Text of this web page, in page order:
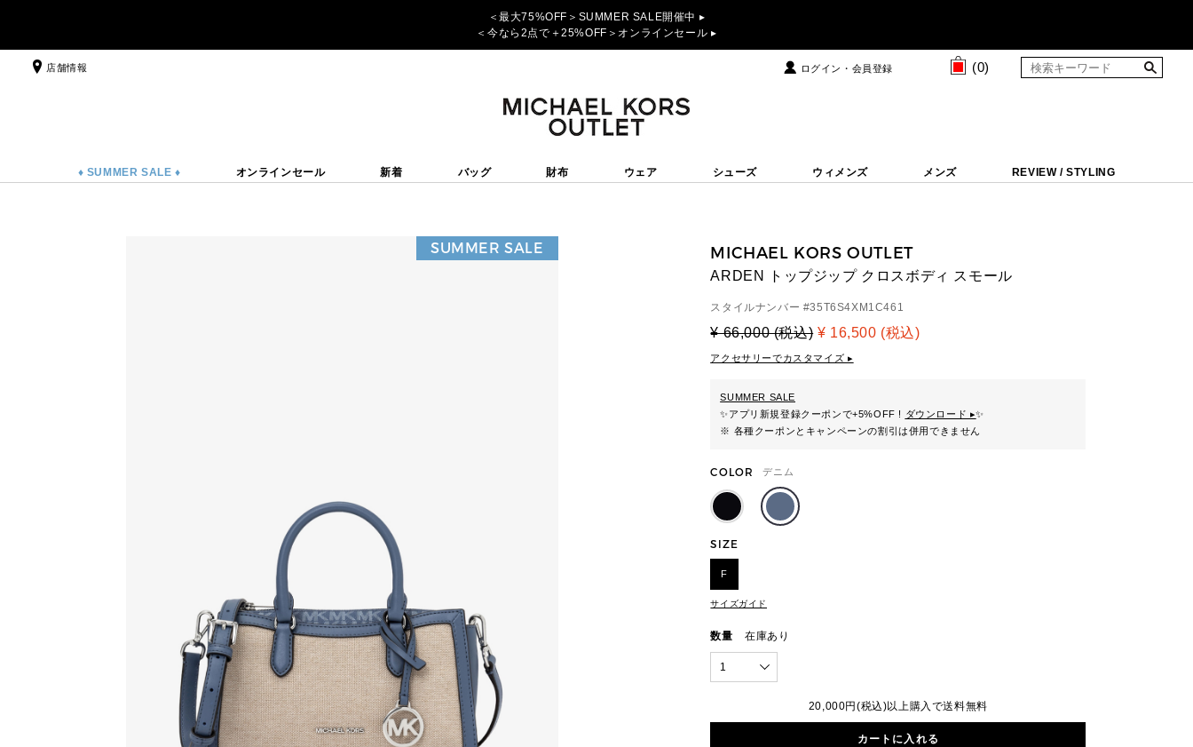
＜最大75%OFF＞SUMMER SALE開催中 ▸
＜今なら2点で＋25%OFF＞オンラインセール ▸
店舗情報 ログイン・会員登録 (0)
♦ SUMMER SALE ♦ オンラインセール 新着 バッグ 財布 ウェア シューズ ウィメンズ メンズ REVIEW / STYLING
SUMMER SALE MICHAEL KORS OUTLET
ARDEN トップジップ クロスボディ スモール
スタイルナンバー #35T6S4XM1C461
¥ 66,000 (税込) ¥ 16,500 (税込)
アクセサリーでカスタマイズ ▸
SUMMER SALE
✨アプリ新規登録クーポンで+5%OFF ! ダウンロード ▸✨
※ 各種クーポンとキャンペーンの割引は併用できません
COLOR デニム
SIZE
F
サイズガイド
数量 在庫あり
1
20,000円(税込)以上購入で送料無料
カートに入れる